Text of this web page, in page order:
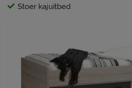
Stoer kajuitbed